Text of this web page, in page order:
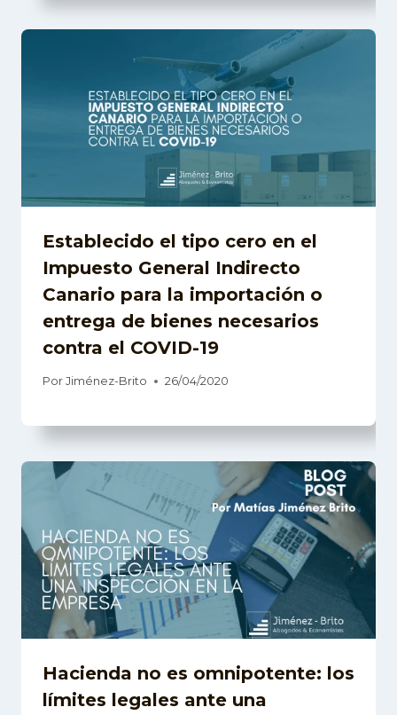
Establecido el tipo cero en el
Impuesto General Indirecto
Canario para la importación o
entrega de bienes necesarios
contra el COVID-19
Por Jiménez-Brito 26/04/2020
Hacienda no es omnipotente: los
límites legales ante una